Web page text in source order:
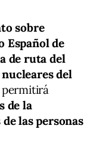
sobre
Español de
de ruta del
del
permitirá
de la
las personas